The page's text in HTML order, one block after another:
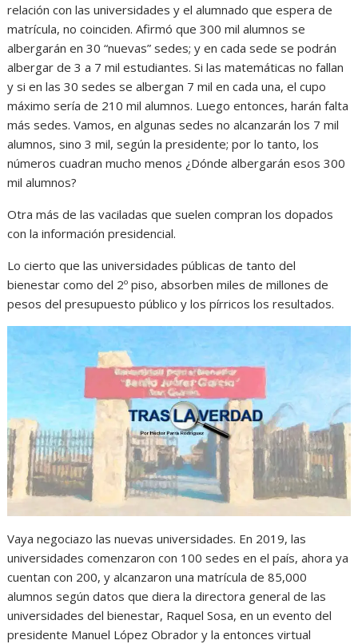
relación con las universidades y el alumnado que espera de
matrícula, no coinciden. Afirmó que 300 mil alumnos se
albergarán en 30 “nuevas” sedes; y en cada sede se podrán
albergar de 3 a 7 mil estudiantes. Si las matemáticas no fallan
y si en las 30 sedes se albergan 7 mil en cada una, el cupo
máximo sería de 210 mil alumnos. Luego entonces, harán falta
más sedes. Vamos, en algunas sedes no alcanzarán los 7 mil
alumnos, sino 3 mil, según la presidente; por lo tanto, los
números cuadran mucho menos ¿Dónde albergarán esos 300
mil alumnos?
Otra más de las vaciladas que suelen compran los dopados
con la información presidencial.
Lo cierto que las universidades públicas de tanto del
bienestar como del 2º piso, absorben miles de millones de
pesos del presupuesto público y los pírricos los resultados.
Vaya negociazo las nuevas universidades. En 2019, las
universidades comenzaron con 100 sedes en el país, ahora ya
cuentan con 200, y alcanzaron una matrícula de 85,000
alumnos según datos que diera la directora general de las
universidades del bienestar, Raquel Sosa, en un evento del
presidente Manuel López Obrador y la entonces virtual